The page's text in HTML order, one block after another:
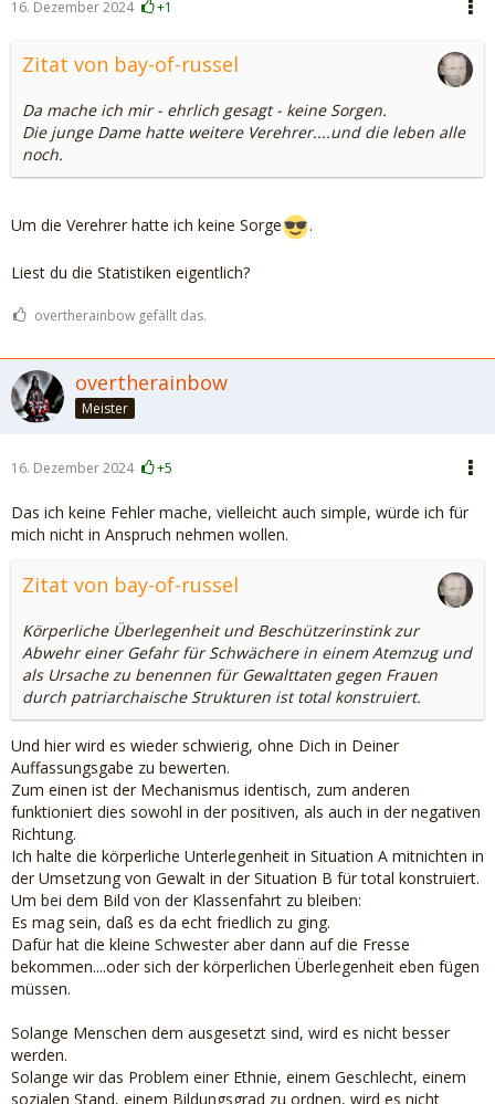
16. Dezember 2024 +1
Zitat von bay-of-russel
Da mache ich mir - ehrlich gesagt - keine Sorgen.
Die junge Dame hatte weitere Verehrer....und die leben alle
noch.
Um die Verehrer hatte ich keine Sorge .
Liest du die Statistiken eigentlich?
overtherainbow gefällt das.
overtherainbow
Meister
16. Dezember 2024 +5
Das ich keine Fehler mache, vielleicht auch simple, würde ich für
mich nicht in Anspruch nehmen wollen.
Zitat von bay-of-russel
Körperliche Überlegenheit und Beschützerinstink zur
Abwehr einer Gefahr für Schwächere in einem Atemzug und
als Ursache zu benennen für Gewalttaten gegen Frauen
durch patriarchaische Strukturen ist total konstruiert.
Und hier wird es wieder schwierig, ohne Dich in Deiner
Auffassungsgabe zu bewerten.
Zum einen ist der Mechanismus identisch, zum anderen
funktioniert dies sowohl in der positiven, als auch in der negativen
Richtung.
Ich halte die körperliche Unterlegenheit in Situation A mitnichten in
der Umsetzung von Gewalt in der Situation B für total konstruiert.
Um bei dem Bild von der Klassenfahrt zu bleiben:
Es mag sein, daß es da echt friedlich zu ging.
Dafür hat die kleine Schwester aber dann auf die Fresse
bekommen....oder sich der körperlichen Überlegenheit eben fügen
müssen.
Solange Menschen dem ausgesetzt sind, wird es nicht besser
werden.
Solange wir das Problem einer Ethnie, einem Geschlecht, einem
sozialen Stand, einem Bildungsgrad zu ordnen, wird es nicht